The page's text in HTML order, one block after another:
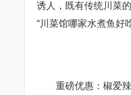
诱人，既有传统川菜
“川菜馆哪家水煮鱼好
重磅优惠：椒爱辣